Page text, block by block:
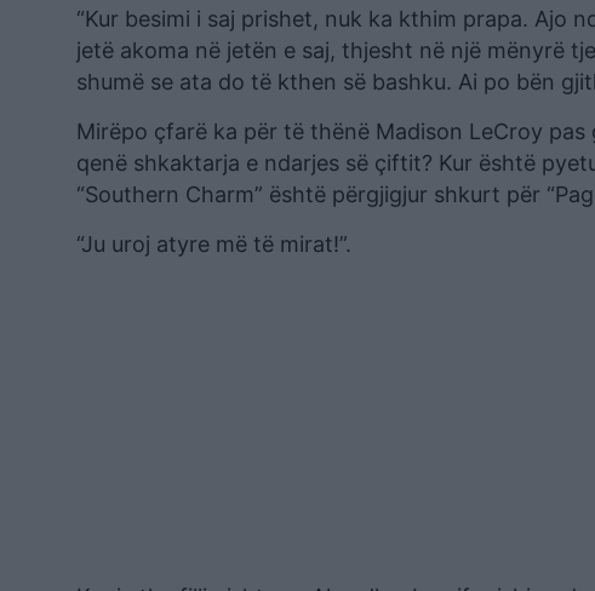
“Kur besimi i saj prishet, nuk ka kthim prapa. Ajo
jetë akoma në jetën e saj, thjesht në një mënyrë
shumë se ata do të kthen së bashku. Ai po bën
Mirëpo çfarë ka për të thënë Madison LeCroy
qenë shkaktarja e ndarjes së çiftit? Kur është
“Southern Charm” është përgjigjur shkurt për
“Ju uroj atyre më të mirat!”.